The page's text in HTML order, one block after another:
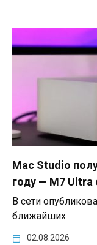
Mac Studio
году — M7 Ultra
В сети
ближайших
02.08.2026